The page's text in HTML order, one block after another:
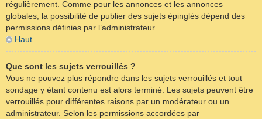
régulièrement. Comme pour les annonces et les annonces
globales, la possibilité de publier des sujets épinglés dépend des
permissions définies par l’administrateur.
Haut
Que sont les sujets verrouillés ?
Vous ne pouvez plus répondre dans les sujets verrouillés et tout
sondage y étant contenu est alors terminé. Les sujets peuvent être
verrouillés pour différentes raisons par un modérateur ou un
administrateur. Selon les permissions accordées par